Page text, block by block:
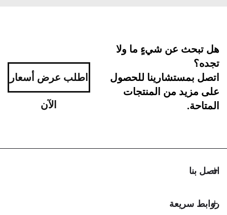
عن شيءٍ ما ولا
للحصول
من المنتجات
اطلب عرض أسعار